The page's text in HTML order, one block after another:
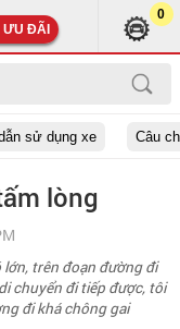
ƯU ĐÃI
0
sử dụng xe Câu
lòng
trên đoạn đường đi
chuyển đi tiếp được, tôi
đi khá chông gai